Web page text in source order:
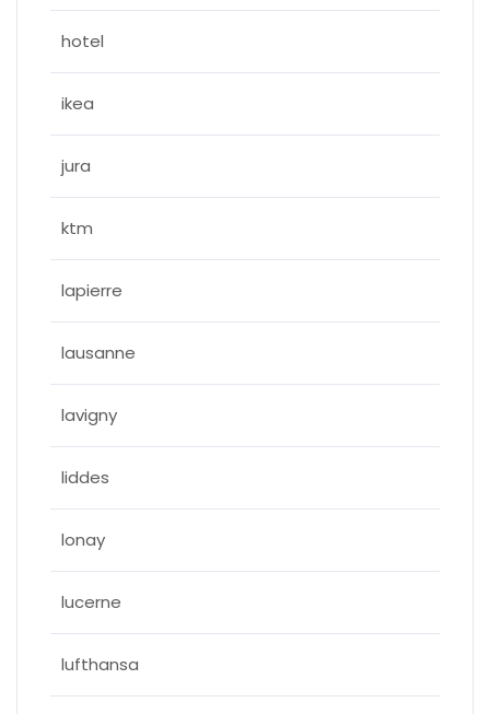
hotel
ikea
jura
ktm
lapierre
lausanne
lavigny
liddes
lonay
lucerne
lufthansa